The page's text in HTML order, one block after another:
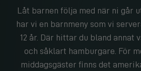
Låt barnen följa med när ni går
har vi en barnmeny som vi
12 år. Där hittar du bland annat
och såklart hamburgare. För
middagsgäster finns det